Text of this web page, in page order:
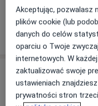
Centrum Zdrowia
Kilińskiego 68 g, 22-400
Partyzantów 5, 22-400
Opinie o
Akceptując, pozwalasz
plików cookie (lub
danych do celów
oparciu o Twoje
internetowych. W
zaktualizować swoje
ustawieniach
prywatności stron